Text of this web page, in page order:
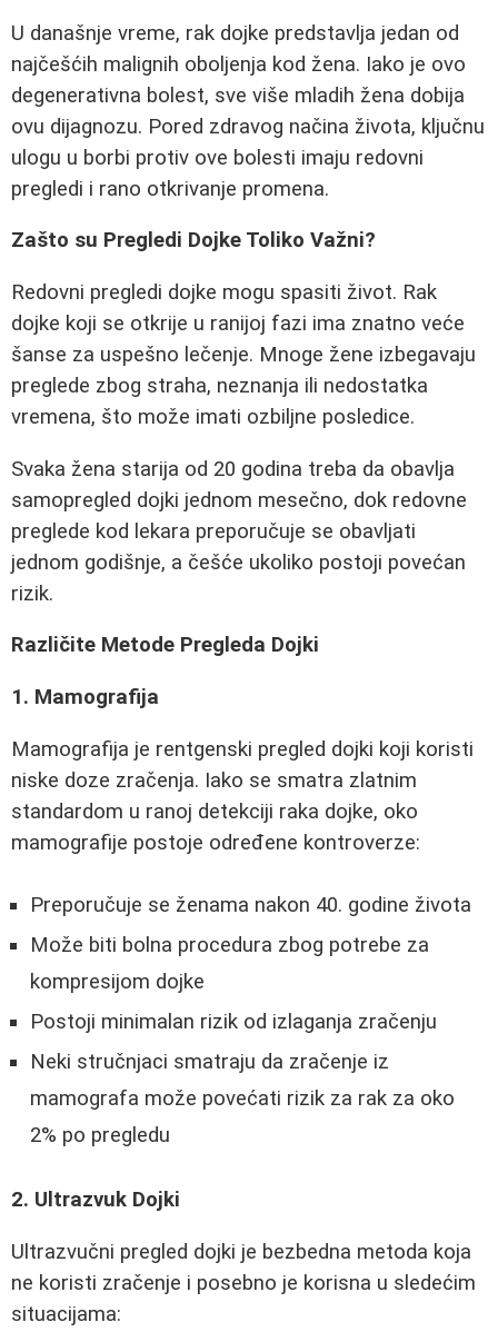
U današnje vreme, rak dojke predstavlja jedan od
najčešćih malignih oboljenja kod žena. Iako je ovo
degenerativna bolest, sve više mladih žena dobija
ovu dijagnozu. Pored zdravog načina života, ključnu
ulogu u borbi protiv ove bolesti imaju redovni
pregledi i rano otkrivanje promena.
Zašto su Pregledi Dojke Toliko Važni?
Redovni pregledi dojke mogu spasiti život. Rak
dojke koji se otkrije u ranijoj fazi ima znatno veće
šanse za uspešno lečenje. Mnoge žene izbegavaju
preglede zbog straha, neznanja ili nedostatka
vremena, što može imati ozbiljne posledice.
Svaka žena starija od 20 godina treba da obavlja
samopregled dojki jednom mesečno, dok redovne
preglede kod lekara preporučuje se obavljati
jednom godišnje, a češće ukoliko postoji povećan
rizik.
Različite Metode Pregleda Dojki
1. Mamografija
Mamografija je rentgenski pregled dojki koji koristi
niske doze zračenja. Iako se smatra zlatnim
standardom u ranoj detekciji raka dojke, oko
mamografije postoje određene kontroverze:
Preporučuje se ženama nakon 40. godine života
Može biti bolna procedura zbog potrebe za
kompresijom dojke
Postoji minimalan rizik od izlaganja zračenju
Neki stručnjaci smatraju da zračenje iz
mamografa može povećati rizik za rak za oko
2% po pregledu
2. Ultrazvuk Dojki
Ultrazvučni pregled dojki je bezbedna metoda koja
ne koristi zračenje i posebno je korisna u sledećim
situacijama: